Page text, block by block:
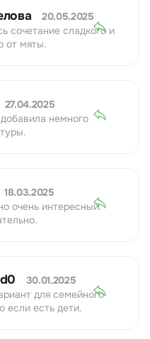
20.05.2025
сочетание сладкого и
от мяты.
27.04.2025
немного
18.03.2025
очень интересный.
30.01.2025
для семейного
если есть дети.